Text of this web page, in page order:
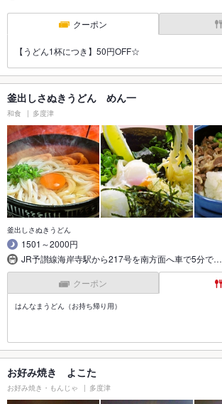
クーポン
【うどん1杯につき】50円OFF☆
釜出しさぬきうどん めん一
和食 多度津
釜出しさぬきうどん
1501～2000円
JR予讃線海岸寺駅から217号を南方面へ車で5分で…
クーポン
はんなまうどん（お持ち帰り用）
お好み焼き よこた
お好み焼き・もんじゃ 多度津